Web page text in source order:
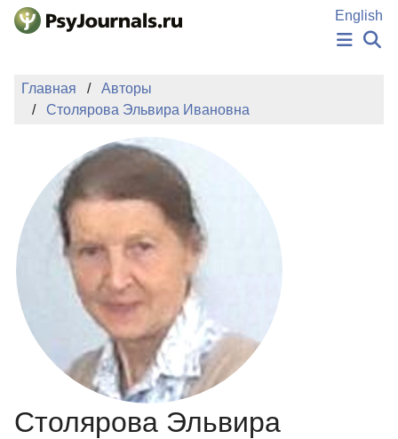
Перейти к основному содержанию
English
ИЗДАНИЯ
ПОДАТЬ РУКОПИСЬ
БАЗА ЗНАНИЙ
КЛЮЧЕВЫЕ СЛОВА
Регистрация
Главная
Авторы
Столярова Эльвира Ивановна
Столярова Эльвира